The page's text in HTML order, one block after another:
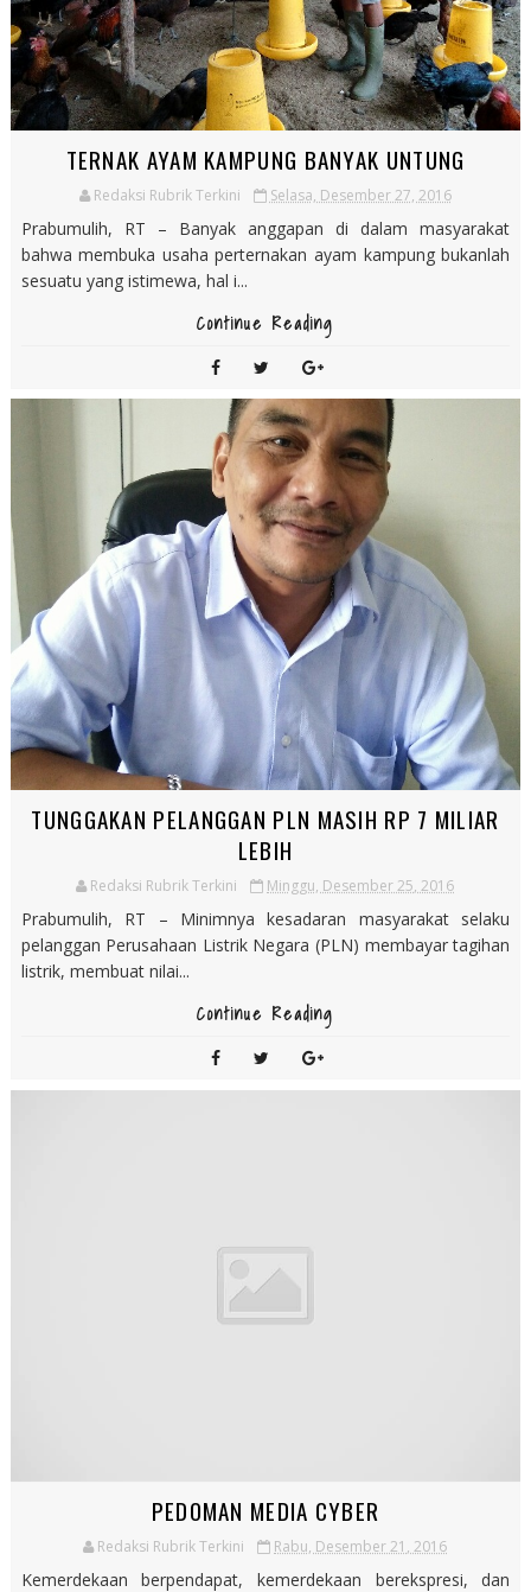
TERNAK AYAM KAMPUNG BANYAK UNTUNG
Redaksi Rubrik Terkini Selasa, Desember 27, 2016
Prabumulih, RT – Banyak anggapan di dalam masyarakat
bahwa membuka usaha perternakan ayam kampung bukanlah
sesuatu yang istimewa, hal i...
Continue Reading
TUNGGAKAN PELANGGAN PLN MASIH RP 7 MILIAR
LEBIH
Redaksi Rubrik Terkini Minggu, Desember 25, 2016
Prabumulih, RT – Minimnya kesadaran masyarakat selaku
pelanggan Perusahaan Listrik Negara (PLN) membayar tagihan
listrik, membuat nilai...
Continue Reading
PEDOMAN MEDIA CYBER
Redaksi Rubrik Terkini Rabu, Desember 21, 2016
Kemerdekaan berpendapat, kemerdekaan berekspresi, dan